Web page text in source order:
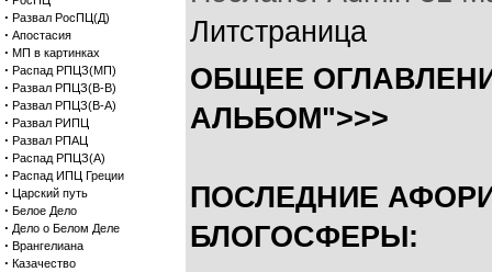
· Развал РосПЦ(Д)
· Апостасия
· МП в картинках
· Распад РПЦЗ(МП)
· Развал РПЦЗ(В-В)
· Развал РПЦЗ(В-А)
· Развал РИПЦ
· Развал РПАЦ
· Распад РПЦЗ(А)
· Распад ИПЦ Греции
· Царский путь
· Белое Дело
· Дело о Белом Деле
· Врангелиана
· Казачество
Литстраница
ОБЩЕЕ
АЛЬБОМ">>>
ПОСЛЕДНИЕ
БЛОГОСФЕРЫ: